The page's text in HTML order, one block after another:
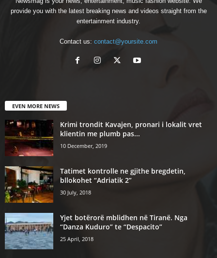
provide you with the latest breaking news and videos straight from the
entertainment industry.
Contact us: contact@yoursite.com
EVEN MORE NEWS
Krimi trondit Kavajen, pronari i lokalit vret
klientin me plumb pas...
10 December, 2019
Tatimet kontrolle ne gjithe bregdetin,
bllokohet “Adriatik 2”
30 July, 2018
Yjet botërorë mblidhen në Tiranë. Nga
“Danza Kuduro” te “Despacito”
25 April, 2018